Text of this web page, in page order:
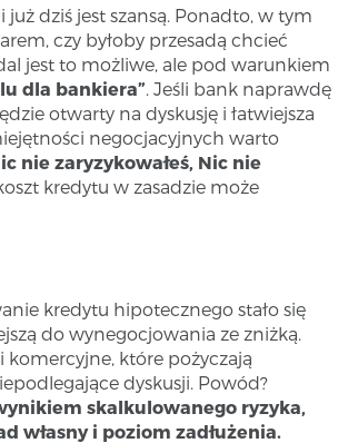
dziś jest szansą. Ponadto, w tym
czy byłoby przesadą chcieć
jest to możliwe, ale pod warunkiem
dla bankiera”. Jeśli bank naprawdę
otwarty na dyskusję i łatwiejsza
negocjacyjnych warto
nie zaryzykowałeś, Nic nie
kredytu w zasadzie może
kredytu hipotecznego stało się
do wynegocjowania ze zniżką.
komercyjne, które pożyczają
dyskusji. Powód?
skalkulowanego ryzyka,
własny i poziom zadłużenia.